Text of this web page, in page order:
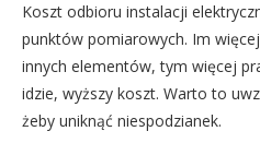
Koszt odbioru instalacji
punktów pomiarowych. Im
innych elementów, tym więcej
idzie, wyższy koszt. Warto to
żeby uniknąć niespodzianek.